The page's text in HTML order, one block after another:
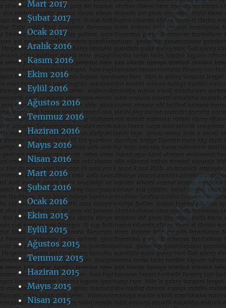
Mart 2017
Şubat 2017
Ocak 2017
Aralık 2016
Kasım 2016
Ekim 2016
Eylül 2016
Ağustos 2016
Temmuz 2016
Haziran 2016
Mayıs 2016
Nisan 2016
Mart 2016
Şubat 2016
Ocak 2016
Ekim 2015
Eylül 2015
Ağustos 2015
Temmuz 2015
Haziran 2015
Mayıs 2015
Nisan 2015